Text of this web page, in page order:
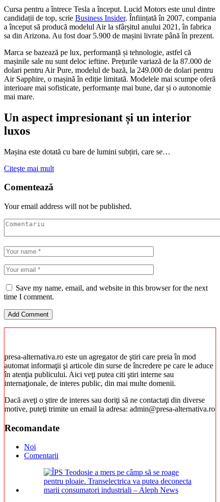
Cursa pentru a întrece Tesla a început. Lucid Motors este unul dintre
candidații de top, scrie Business Insider. Înființată în 2007, compania
a început să producă modelul Air la sfârșitul anului 2021, în fabrica
sa din Arizona. Au fost doar 5.900 de mașini livrate până în prezent.
Marca se bazează pe lux, performanță și tehnologie, astfel că
mașinile sale nu sunt deloc ieftine. Prețurile variază de la 87.000 de
dolari pentru Air Pure, modelul de bază, la 249.000 de dolari pentru
Air Sapphire, o mașină în ediție limitată. Modelele mai scumpe oferă
interioare mai sofisticate, performanțe mai bune, dar și o autonomie
mai mare.
Un aspect impresionant și un interior
luxos
Mașina este dotată cu bare de lumini subțiri, care se…
Citeşte mai mult
Comentează
Your email address will not be published.
Save my name, email, and website in this browser for the next
time I comment.
presa-alternativa.ro este un agregator de ştiri care preia în mod
automat informaţii şi articole din surse de încredere pe care le aduce
în atenţia publicului. Aici veţi putea citi ştiri interne sau
internaţionale, de interes public, din mai multe domenii.
Dacă aveţi o ştire de interes sau doriţi să ne contactaţi din diverse
motive, puteţi trimite un email la adresa: admin@presa-alternativa.ro
Recomandate
Noi
Comentarii